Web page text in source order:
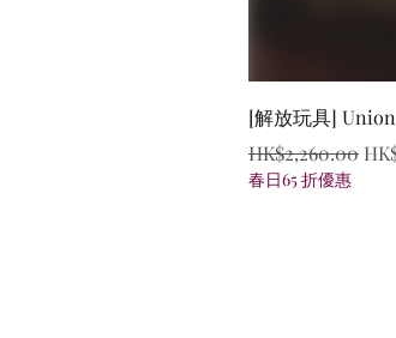
[解放玩具]
一般價格
HK$2,260.00 促
春日65 折優惠